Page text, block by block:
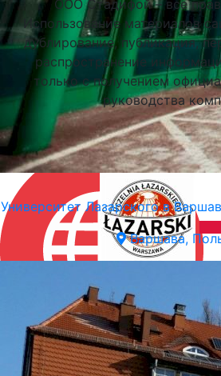
Университет Лазарского в
Варшава,
ООО Стадифой – все
Использование материалов
дублирование, публикация,
распространение
только с получением
руководства
Подобрать